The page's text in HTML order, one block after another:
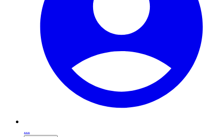
...